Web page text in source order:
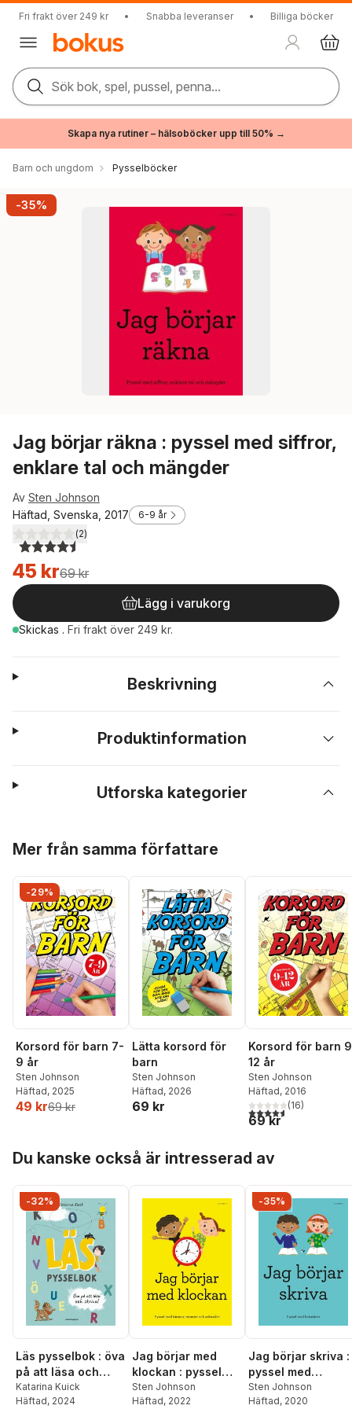
Fri frakt över 249 kr • Snabba leveranser • Billiga böcker
Sök bok, spel, pussel, penna...
Skapa nya rutiner – hälsoböcker upp till 50% →
Barn och ungdom Pysselböcker
-35%
Jag börjar räkna : pyssel med siffror,
enklare tal och mängder
Av Sten Johnson
Häftad, Svenska, 2017
6-9 år
4,5utav 5 stjärnor. Totalt antal röster:
(2)
45 kr69 kr
Lägg i varukorg
Skickas . Fri frakt över 249 kr.
Beskrivning
Produktinformation
Utforska kategorier
Mer från samma författare
-29%
Korsord för barn 7-
9 år
Sten Johnson
Häftad, 2025
49 kr69 kr
Lätta korsord för
barn
Sten Johnson
Häftad, 2026
69 kr
Korsord för barn
12 år
Sten Johnson
Häftad, 2016
4,6utav 5 stjärnor.
(16)
69 kr
Du kanske också är intresserad av
-32%
Läs pysselbok : öva
på att läsa och
skriva
Katarina Kuick
Häftad, 2024
Jag börjar med
klockan : pyssel
med timmar,
minuter och
Sten Johnson
Häftad, 2022
-35%
Jag börjar skriva :
pyssel med
bokstäver
Sten Johnson
Häftad, 2020